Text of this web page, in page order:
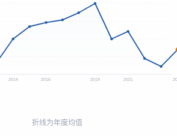
2014 2016 2019 2021
折线为年度均值